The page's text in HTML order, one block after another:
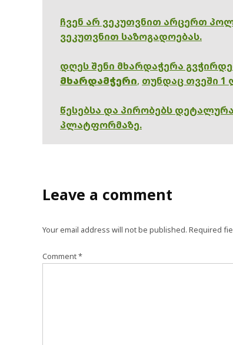
ჩვენ არ ვეკუთვნით არცერთ
ვეკუთვნით საზოგადოებას.
დღეს შენი მხარდაჭერა
მხარდამჭერი, თუნდაც თვეში 1
წესებსა და პირობებს
პლატფორმაზე.
Leave a comment
Your email address will not be published. Required
Comment*